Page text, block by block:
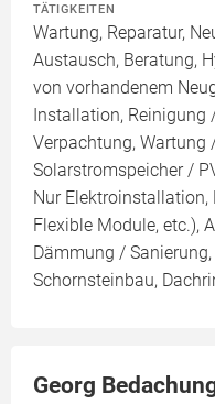
TÄTIGKEITEN
Wartung, Reparatur,
Austausch, Beratung,
von vorhandenem
Installation, Reinigung
Verpachtung, Wartung
Solarstromspeicher /
Nur Elektroinstallation,
Flexible Module, etc.),
Dämmung /
Schornsteinbau,
Georg